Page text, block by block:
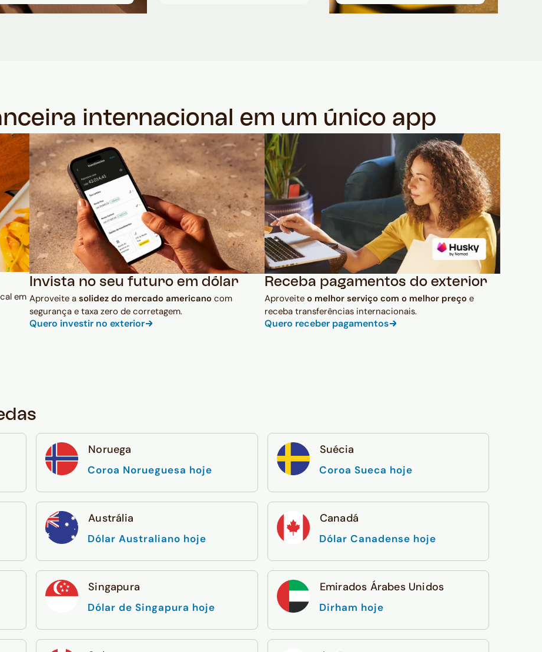
internacional em um único app
em
Invista no seu futuro em dólar
Aproveite a solidez do mercado americanocom
segurança e taxa zero de corretagem.
Quero investir no exterior
Receba pagamentos do exterior
Aproveiteo melhor serviço com o melhor preço e
receba transferências internacionais.
Quero receber pagamentos
Noruega
Coroa Norueguesa hoje
Suécia
Coroa Sueca hoje
Austrália
Dólar Australiano hoje
Canadá
Dólar Canadense hoje
Singapura
Dólar de Singapura hoje
Emirados Árabes Unidos
Dirham hoje